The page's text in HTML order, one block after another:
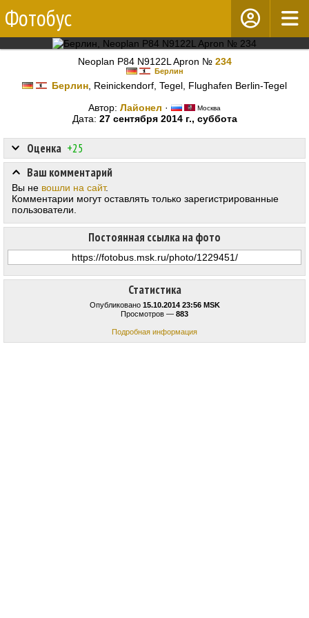
Фотобус
Neoplan P84 N9122L Apron № 234
Берлин
Берлин , Reinickendorf, Tegel, Flughafen Berlin-Tegel
Автор: Лайонел · Москва
Дата: 27 сентября 2014 г., суббота
Статистика
Опубликовано 15.10.2014 23:56 MSK
Просмотров — 883
Подробная информация
Оценка +25
Постоянная ссылка на фото
Ваш комментарий
Вы не вошли на сайт.
Комментарии могут оставлять только зарегистрированные
пользователи.